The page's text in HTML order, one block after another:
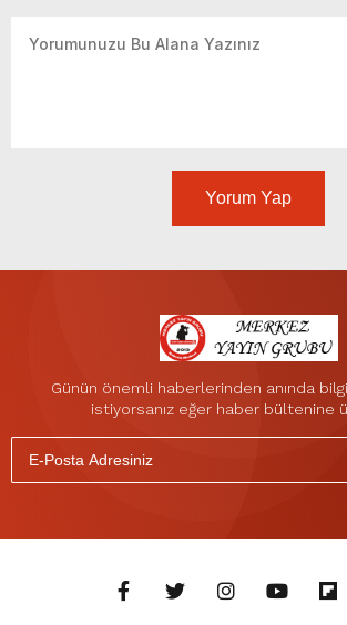
Yorum Yap
Günün önemli haberlerinden anında
istiyorsanız eğer haber bültenine